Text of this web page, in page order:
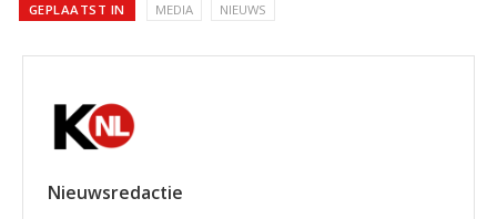
GEPLAATST IN MEDIA NIEUWS
Nieuwsredactie